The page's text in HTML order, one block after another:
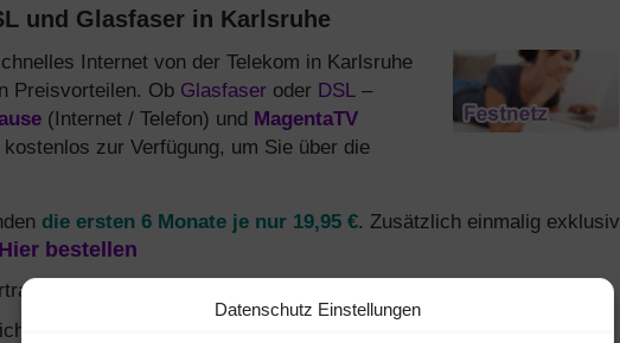
Datenschutz Einstellungen
und Glasfaser in Karlsruhe
Internet von der Telekom in Karlsruhe
Preisvorteilen. Ob Glasfaser oder DSL –
(Internet / Telefon) und MagentaTV
zur Verfügung, um Sie über die
die ersten 6 Monate je nur 19,95 €. Zusätzlich einmalig exklusiv
Hier bestellen
auch mit
Rabatte für den Festnetz Anschluss.